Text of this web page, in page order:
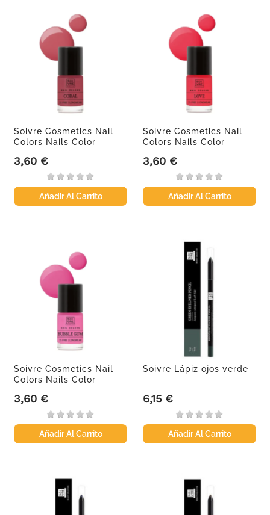
Soivre Cosmetics Nail
Colors Nails Color
Precio
3,60 €
Añadir Al Carrito
Soivre Cosmetics Nail
Colors Nails Color
Precio
3,60 €
Añadir Al Carrito
Soivre Cosmetics Nail
Colors Nails Color
Precio
3,60 €
Añadir Al Carrito
Soivre Lápiz ojos verde
Precio
6,15 €
Añadir Al Carrito